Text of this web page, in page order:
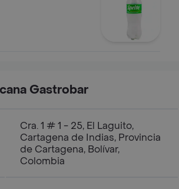
Gastrobar
Cra. 1 # 1 - 25, El Laguito,
Cartagena de Indias, Provincia
de Cartagena, Bolívar,
Colombia